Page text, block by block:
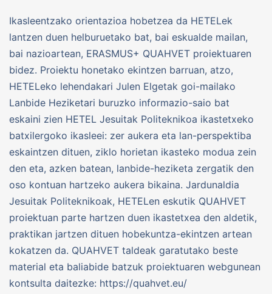
Ikasleentzako orientazioa hobetzea da HETELek
lantzen duen helburuetako bat, bai eskualde mailan,
bai nazioartean, ERASMUS+ QUAHVET proiektuaren
bidez. Proiektu honetako ekintzen barruan, atzo,
HETELeko lehendakari Julen Elgetak goi-mailako
Lanbide Heziketari buruzko informazio-saio bat
eskaini zien HETEL Jesuitak Politeknikoa ikastetxeko
batxilergoko ikasleei: zer aukera eta lan-perspektiba
eskaintzen dituen, ziklo horietan ikasteko modua zein
den eta, azken batean, lanbide-heziketa zergatik den
oso kontuan hartzeko aukera bikaina. Jardunaldia
Jesuitak Politeknikoak, HETELen eskutik QUAHVET
proiektuan parte hartzen duen ikastetxea den aldetik,
praktikan jartzen dituen hobekuntza-ekintzen artean
kokatzen da. QUAHVET taldeak garatutako beste
material eta baliabide batzuk proiektuaren webgunean
kontsulta daitezke: https://quahvet.eu/